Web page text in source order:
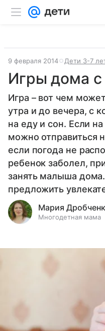
9 февраля 2014 Дети 3-7
Игры дома с
Игра – вот чем
утра и до вечера, с
на еду и сон. Если
можно отправиться
если погода не
ребенок заболел,
занять малыша
предложить
Мария
Многодетная мама